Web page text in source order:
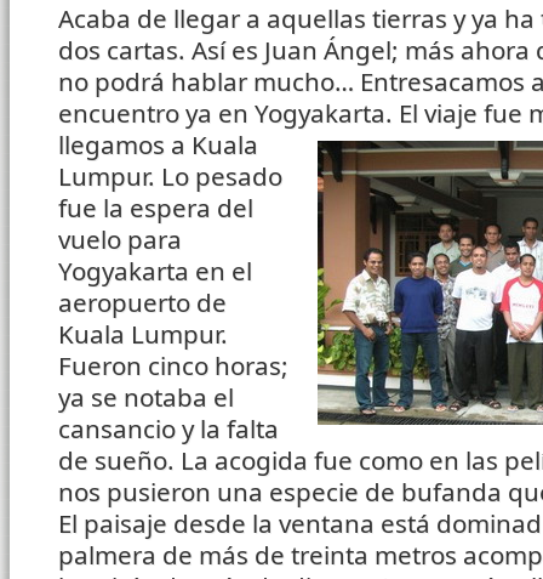
Acaba de llegar a aquellas tierras y ya
dos cartas. Así es Juan Ángel; más
no podrá hablar mucho… Entresacamos
encuentro ya en Yogyakarta. El viaje fue
llegamos a Kuala
Lumpur. Lo pesado
fue la espera del
vuelo para
Yogyakarta en el
aeropuerto de
Kuala Lumpur.
Fueron cinco horas;
ya se notaba el
cansancio y la falta
de sueño. La acogida fue como en las
nos pusieron una especie de bufanda
El paisaje desde la ventana está
palmera de más de treinta metros